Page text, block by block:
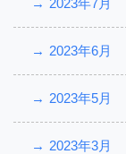
2023年7月
2023年6月
2023年5月
2023年3月